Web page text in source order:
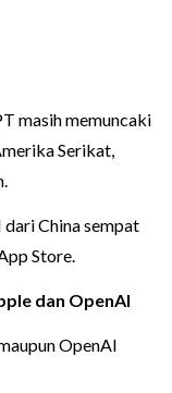
masih memuncaki
Serikat,
dari China sempat
Store.
dan OpenAI
OpenAI